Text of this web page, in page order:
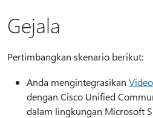
Gejala
Pertimbangkan skenario berikut:
Anda mengintegrasikan
dengan Cisco Unified
dalam lingkungan Microsoft